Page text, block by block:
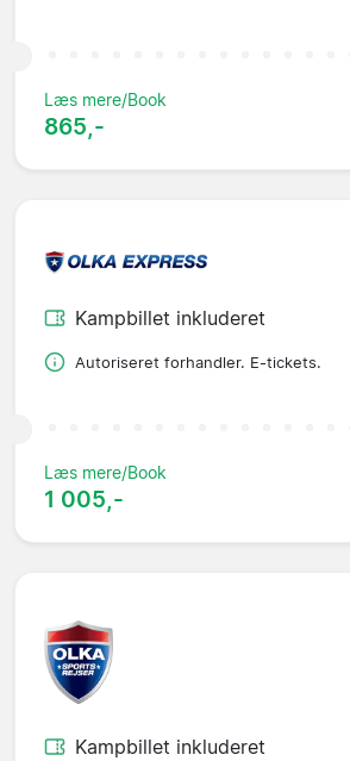
Læs mere/Book
865,-
Kampbillet inkluderet
Autoriseret forhandler. E-tickets.
Læs mere/Book
1 005,-
Kampbillet inkluderet